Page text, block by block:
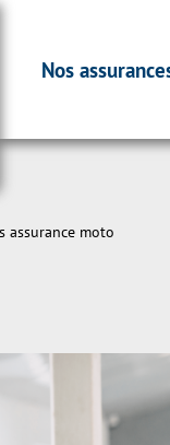
Nos
assurance moto